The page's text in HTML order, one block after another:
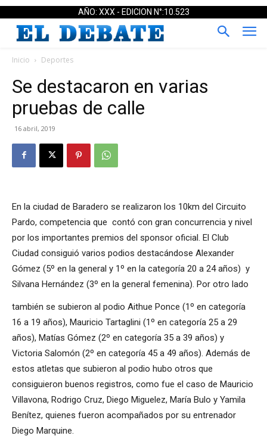
AÑO: XXX - EDICION N°:10.523
Inicio Deportes
Se destacaron en varias
pruebas de calle
16 abril, 2019
En la ciudad de Baradero se realizaron los 10km del Circuito
Pardo, competencia que contó con gran concurrencia y nivel
por los importantes premios del sponsor oficial. El Club
Ciudad consiguió varios podios destacándose Alexander
Gómez (5º en la general y 1º en la categoría 20 a 24 años) y
Silvana Hernández (3º en la general femenina). Por otro lado
también se subieron al podio Aithue Ponce (1º en categoría
16 a 19 años), Mauricio Tartaglini (1º en categoría 25 a 29
años), Matías Gómez (2º en categoría 35 a 39 años) y
Victoria Salomón (2º en categoría 45 a 49 años). Además de
estos atletas que subieron al podio hubo otros que
consiguieron buenos registros, como fue el caso de Mauricio
Villavona, Rodrigo Cruz, Diego Miguelez, María Bulo y Yamila
Benítez, quienes fueron acompañados por su entrenador
Diego Marquine.